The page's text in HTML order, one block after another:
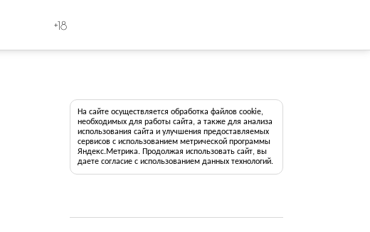
+18
На сайте осуществляется обработка файлов cookie,
необходимых для работы сайта, а также для анализа
использования сайта и улучшения предоставляемых
сервисов с использованием метрической программы
Яндекс.Метрика. Продолжая использовать сайт, вы
даете согласие с использованием данных технологий.